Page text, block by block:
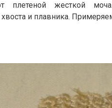
жесткой
и плавника.